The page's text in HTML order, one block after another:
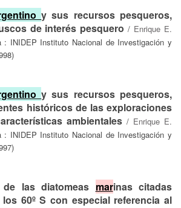
y sus recursos pesqueros,
de interés pesquero / Enrique E.
: INIDEP Instituto Nacional de Investigación y
y sus recursos pesqueros,
históricos de las exploraciones
ambientales / Enrique E.
: INIDEP Instituto Nacional de Investigación y
de las diatomeas marinas citadas
60º S con especial referencia al